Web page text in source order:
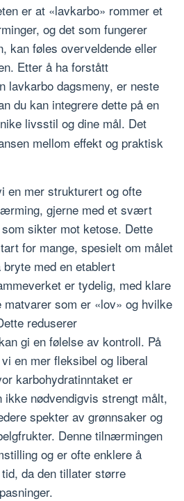
er at «lavkarbo» rommer et
og det som fungerer
kan føles overveldende eller
Etter å ha forstått
lavkarbo dagsmeny, er neste
du kan integrere dette på en
livsstil og dine mål. Det
mellom effekt og praktisk
en mer strukturert og ofte
gjerne med et svært
sikter mot ketose. Dette
for mange, spesielt om målet
med en etablert
er tydelig, med klare
som er «lov» og hvilke
reduserer
gi en følelse av kontroll. På
en mer fleksibel og liberal
karbohydratinntaket er
ikke nødvendigvis strengt målt,
spekter av grønnsaker og
Denne tilnærmingen
og er ofte enklere å
da den tillater større